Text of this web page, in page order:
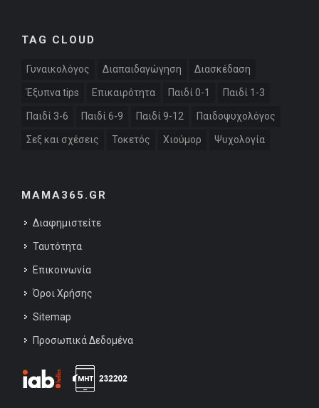
TAG CLOUD
Γυναικολόγος Διαπαιδαγώγηση Διασκέδαση
Έξυπνα tips Επικαιρότητα Παιδί 0-1 Παιδί 1-3
Παιδί 3-6 Παιδί 6-9 Παιδί 9-12 Παιδοψυχολόγος
Σεξ και σχέσεις Τοκετός Χιούμορ Ψυχολογία
MAMA365.GR
Διαφημιστείτε
Ταυτότητα
Επικοινωνία
Όροι Χρήσης
Sitemap
Προσωπικά Δεδομένα